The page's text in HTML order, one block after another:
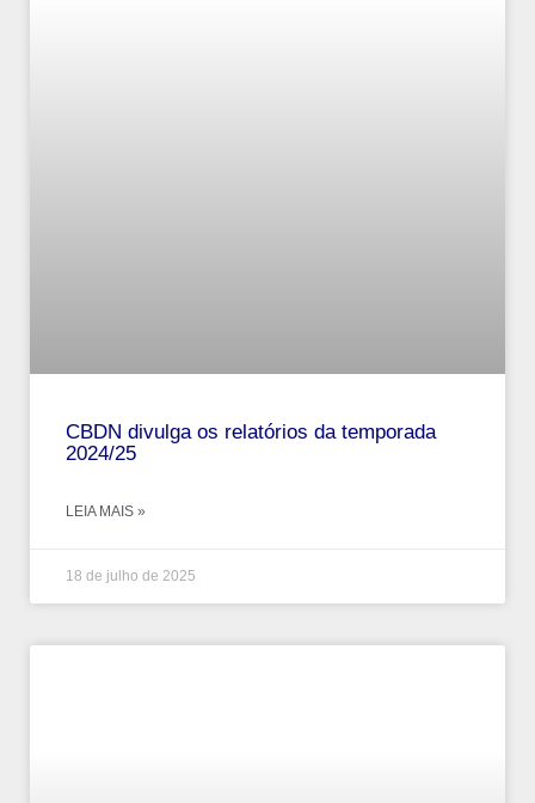
CBDN divulga os relatórios da temporada
2024/25
LEIA MAIS »
18 de julho de 2025